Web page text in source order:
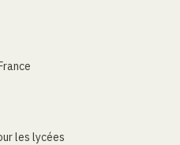
les lycées